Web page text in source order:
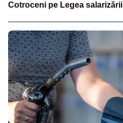
Cotroceni pe Legea salarizării